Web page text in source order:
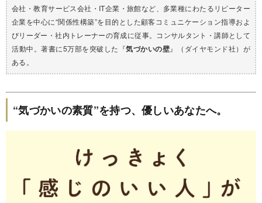
会社・教育サービス会社・IT企業・旅館など、多業種にわたるリピーター
企業を中心に“関係性構築”を目的とした顧客コミュニケーション指導およ
びリーダー・社内トレーナーの育成に従事。コンサルタント・講師として
活動中。著書に5万部を突破した『気づかいの壁』（ダイヤモンド社）が
ある。
“気づかいの素質”を持つ、優しいあなたへ。